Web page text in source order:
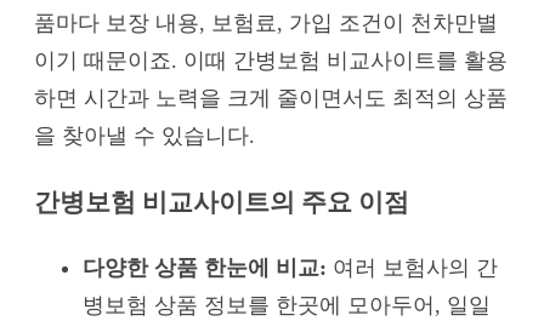
품마다 보장 내용, 보험료, 가입 조건이 천차만별
이기 때문이죠. 이때 간병보험 비교사이트를 활용
하면 시간과 노력을 크게 줄이면서도 최적의 상품
을 찾아낼 수 있습니다.
간병보험 비교사이트의 주요 이점
다양한 상품 한눈에 비교: 여러 보험사의 간
병보험 상품 정보를 한곳에 모아두어, 일일